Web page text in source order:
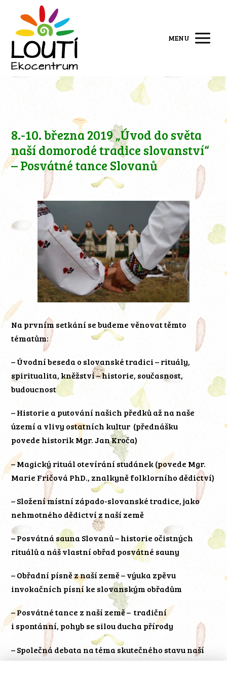
MENU
8.-10. března 2019 „Úvod do světa
naší domorodé tradice slovanství“
– Posvátné tance Slovanů
Na prvním setkání se budeme věnovat těmto
tématům:
– Úvodní beseda o slovanské tradici – rituály,
spiritualita, kněžství – historie, současnost,
budoucnost
– Historie a putování našich předků až na naše
území a vlivy ostatních kultur (přednášku
povede historik Mgr. Jan Kroča)
– Magický rituál otevírání studánek (povede Mgr.
Marie Fričová PhD., znalkyně folklorního dědictví)
– Složení místní západo-slovanské tradice, jako
nehmotného dědictví z naší země
– Posvátná sauna Slovanů – historie očistných
rituálů a náš vlastní obřad posvátné sauny
– Obřadní písně z naší země – výuka zpěvu
invokačních písní ke slovanským obřadům
– Posvátné tance z naší země – tradiční
i spontánní, pohyb se silou ducha přírody
– Společná debata na téma skutečného stavu naší
domorodé kultury